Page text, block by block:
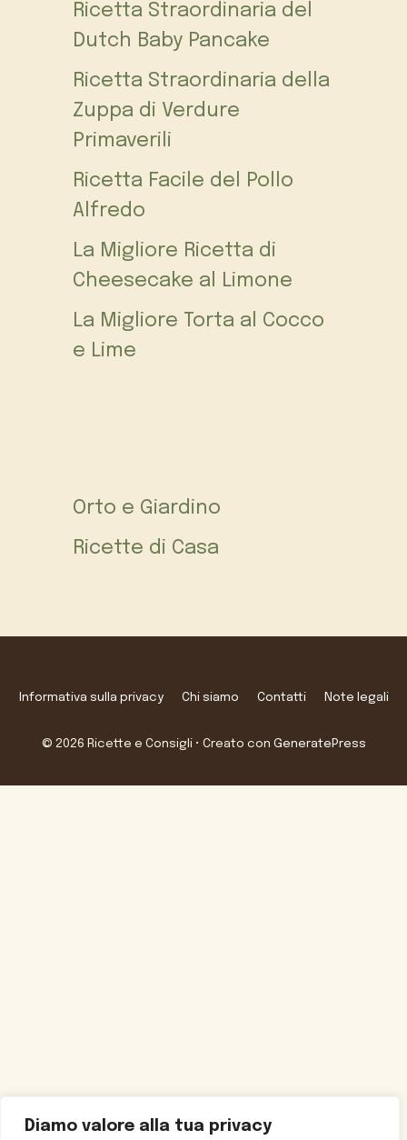
Diamo valore alla tua privacy
Ricetta Straordinaria del
Dutch Baby Pancake
Ricetta Straordinaria della
Zuppa di Verdure
Primaverili
Ricetta Facile del Pollo
Alfredo
La Migliore Ricetta di
Cheesecake al Limone
La Migliore Torta al Cocco
e Lime
Orto e Giardino
Ricette di Casa
Informativa sulla privacy Chi siamo Contatti Note legali
© 2026 Ricette e Consigli • Creato con GeneratePress